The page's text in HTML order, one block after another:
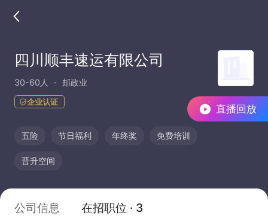
直播回放
四川顺丰速运有限公司
30-60人 邮政业
企业认证
五险 节日福利 年终奖 免费培训
晋升空间
公司信息 在招职位 · 3